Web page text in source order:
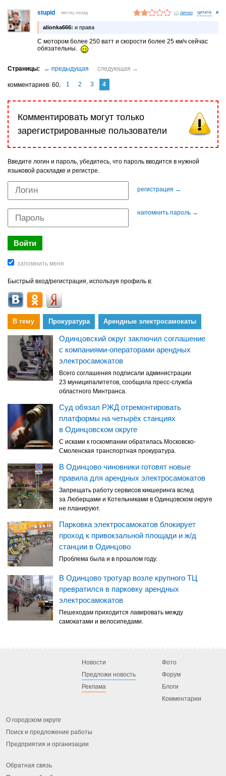
stupid месяц назад лично #
alionka666: и права
С мотором более 250 ватт и скорости более 25 км/ч сейчас
обязательны.
комментариев 60 1 2 3 4
Комментировать могут только
зарегистрированные пользователи
Введите логин и пароль, убедитесь, что пароль вводится в нужной
языковой раскладке и регистре.
регистрация →
напомнить пароль →
Быстрый вход/регистрация, используя профиль в:
В тему Прокуратура Арендные электросамокаты
Одинцовский округ заключил соглашение
с компаниями-операторами арендных
электросамокатов
Всего соглашения подписали администрации
23 муниципалитетов, сообщила пресс-служба
областного Минтранса.
Суд обязал РЖД отремонтировать
платформы на четырёх станциях
в Одинцовском округе
С исками к госкомпании обратилась Московско-
Смоленская транспортная прокуратура.
В Одинцово чиновники готовят новые
правила для арендных электросамокатов
Запрещать работу сервисов кикшеринга вслед
за Люберцами и Котельниками в Одинцовском округе
не планируют.
Парковка электросамокатов блокирует
проход к привокзальной площади и ж/д
станции в Одинцово
Проблема была и в прошлом году.
В Одинцово тротуар возле крупного ТЦ
превратился в парковку арендных
электросамокатов
Пешеходам приходится лавировать между
самокатами и велосипедами.
Новости
Предложи новость
Реклама
Фото
Форум
Блоги
Комментарии
О городском округе
Поиск и предложение работы
Предприятия и организации
Обратная связь